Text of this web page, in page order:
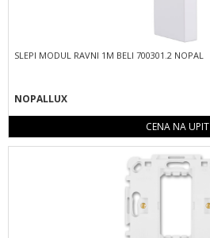
SLEPI MODUL RAVNI 1M BELI 700301.2 NOPAL
NOPALLUX
CENA NA UPIT